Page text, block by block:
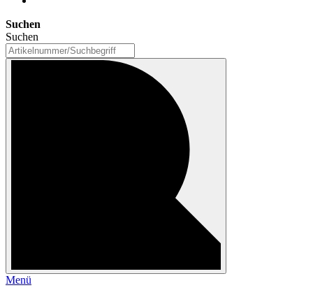
Suchen
Suchen
Menü